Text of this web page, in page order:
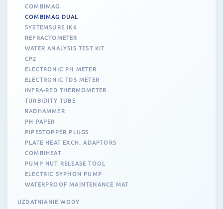
COMBIMAG
COMBIMAG DUAL
SYSTEMSURE IK6
REFRACTOMETER
WATER ANALYSIS TEST KIT
CP2
ELECTRONIC PH METER
ELECTRONIC TDS METER
INFRA-RED THERMOMETER
TURBIDITY TUBE
RADHAMMER
PH PAPER
PIPESTOPPER PLUGS
PLATE HEAT EXCH. ADAPTORS
COMBIHEAT
PUMP NUT RELEASE TOOL
ELECTRIC SYPHON PUMP
WATERPROOF MAINTENANCE MAT
UZDATNIANIE WODY